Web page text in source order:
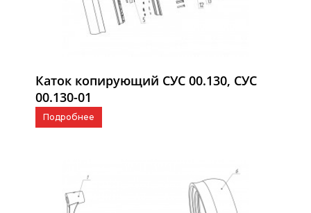
Каток копирующий СУС 00.130, СУС
00.130-01
Подробнее